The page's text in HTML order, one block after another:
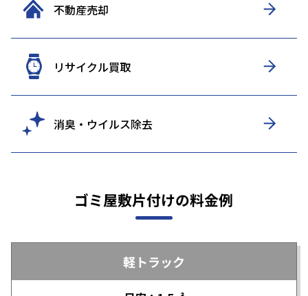
不動産売却
リサイクル買取
消臭・ウイルス除去
ゴミ屋敷片付けの料金例
軽トラック